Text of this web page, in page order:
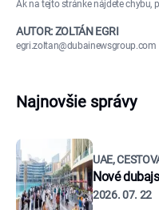
Ak na tejto stránke nájdete chybu,
AUTOR: ZOLTÁN EGRI
egri.zoltan@dubainewsgroup.com
Najnovšie správy
UAE,
Nové
2026. 07. 22